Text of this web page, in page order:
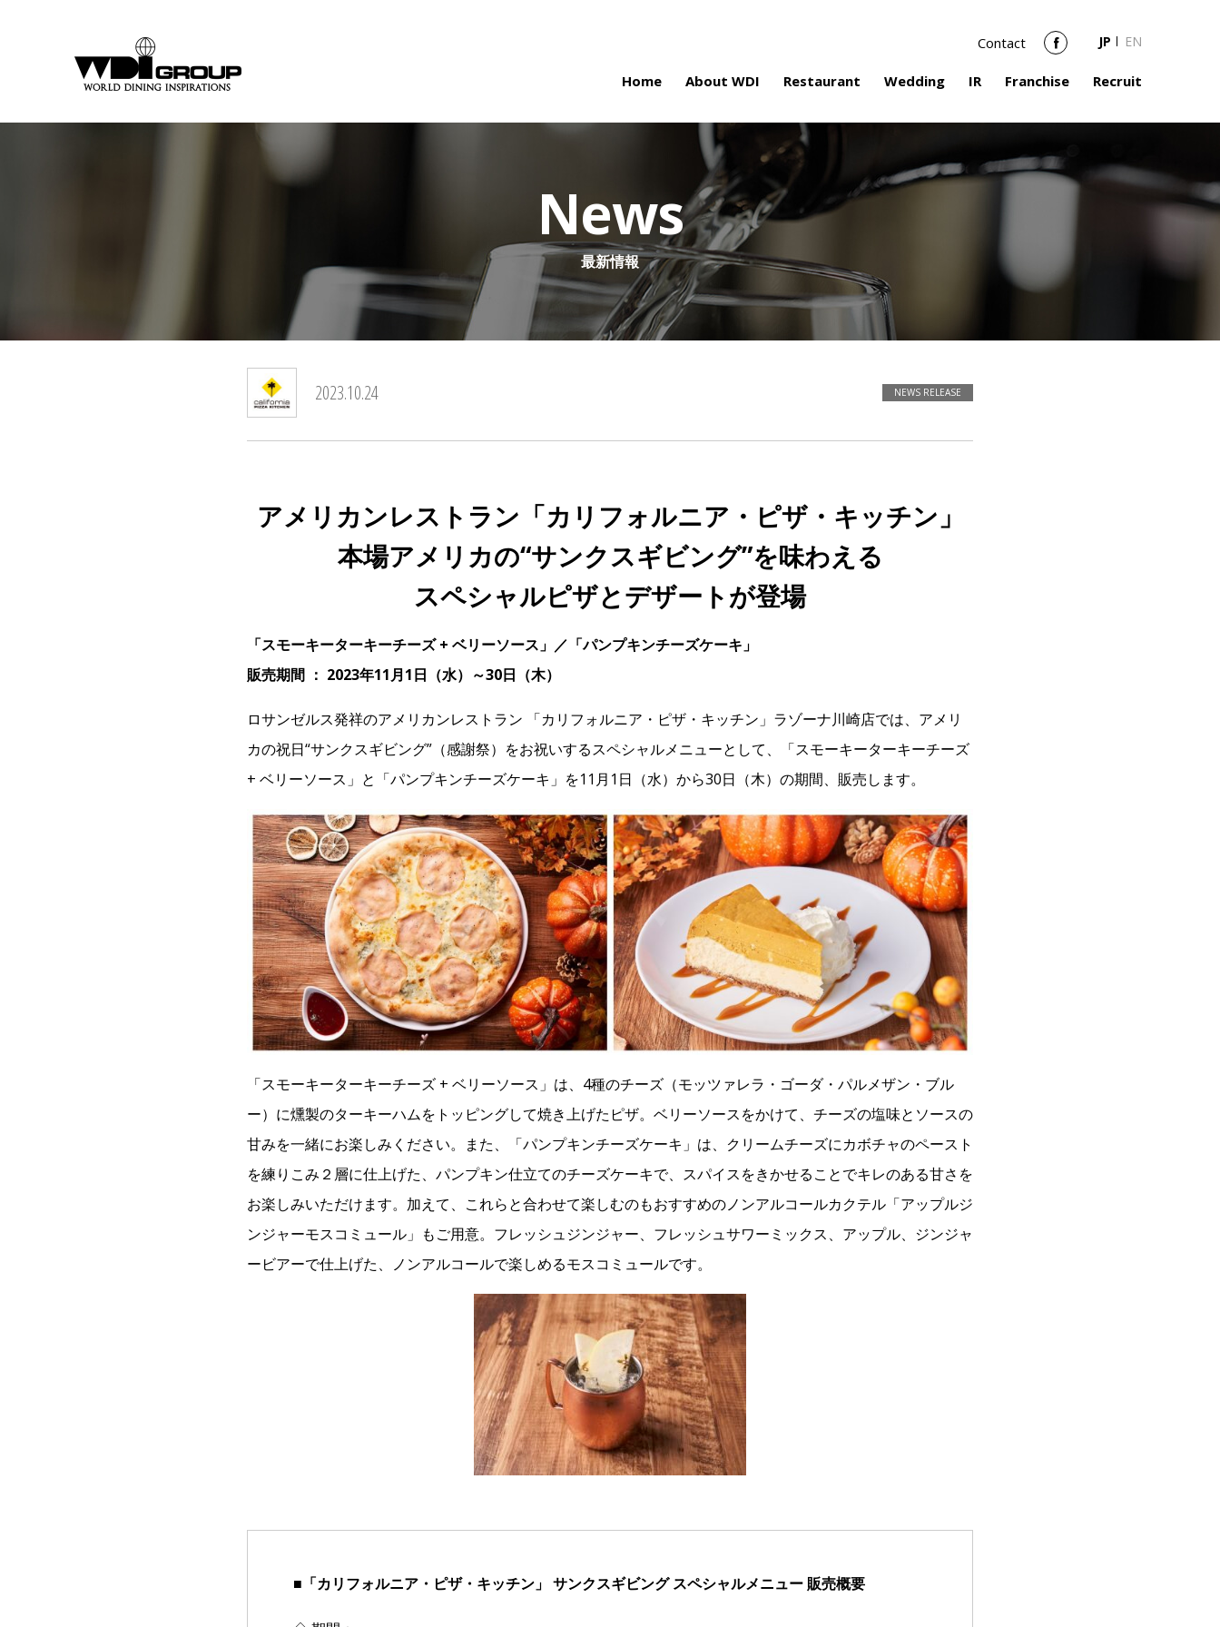
Home About WDI Restaurant Wedding IR Franchise Recruit
Contact Facebook
JP EN
News
最新情報
2023.10.24 NEWS RELEASE
アメリカンレストラン「カリフォルニア・ピザ・キッチン」
本場アメリカの“サンクスギビング”を味わえる
スペシャルピザとデザートが登場
「スモーキーターキーチーズ + ベリーソース」／「パンプキンチーズケーキ」
販売期間 ： 2023年11月1日（水）～30日（木）
ロサンゼルス発祥のアメリカンレストラン 「カリフォルニア・ピザ・キッチン」ラゾーナ川崎店では、アメリ
カの祝日“サンクスギビング”（感謝祭）をお祝いするスペシャルメニューとして、「スモーキーターキーチーズ
+ ベリーソース」と「パンプキンチーズケーキ」を11月1日（水）から30日（木）の期間、販売します。
「スモーキーターキーチーズ + ベリーソース」は、4種のチーズ（モッツァレラ・ゴーダ・パルメザン・ブル
ー）に燻製のターキーハムをトッピングして焼き上げたピザ。ベリーソースをかけて、チーズの塩味とソースの
甘みを一緒にお楽しみください。また、「パンプキンチーズケーキ」は、クリームチーズにカボチャのペースト
を練りこみ２層に仕上げた、パンプキン仕立てのチーズケーキで、スパイスをきかせることでキレのある甘さを
お楽しみいただけます。加えて、これらと合わせて楽しむのもおすすめのノンアルコールカクテル「アップルジ
ンジャーモスコミュール」もご用意。フレッシュジンジャー、フレッシュサワーミックス、アップル、ジンジャ
ービアーで仕上げた、ノンアルコールで楽しめるモスコミュールです。
■「カリフォルニア・ピザ・キッチン」 サンクスギビング スペシャルメニュー 販売概要